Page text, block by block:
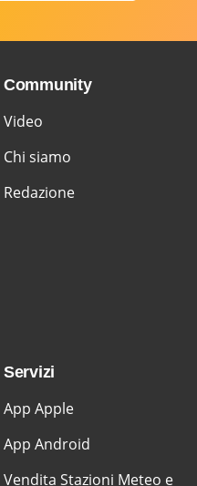
Community
Video
Chi siamo
Redazione
Servizi
App Apple
App Android
Vendita Stazioni Meteo e